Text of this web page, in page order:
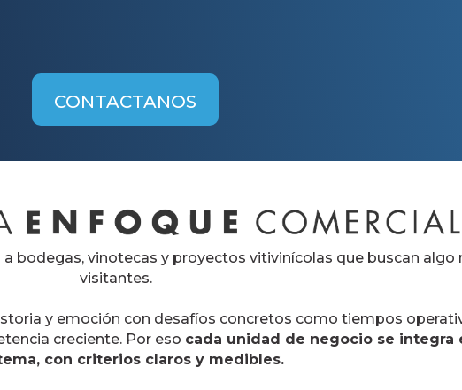
CONTACTANOS
bodegas, vinotecas y proyectos vitivinícolas que buscan algo
visitantes.
y emoción con desafíos concretos como tiempos
creciente. Por eso cada unidad de negocio se integra
con criterios claros y medibles.